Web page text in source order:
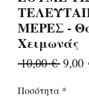
ΜΕΡΕΣ -
Χειμωνάς
10,00 € 9,00
Ποσότητα *